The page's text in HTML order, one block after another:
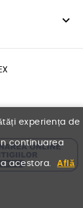

experiența de
continuarea
acestora. Află